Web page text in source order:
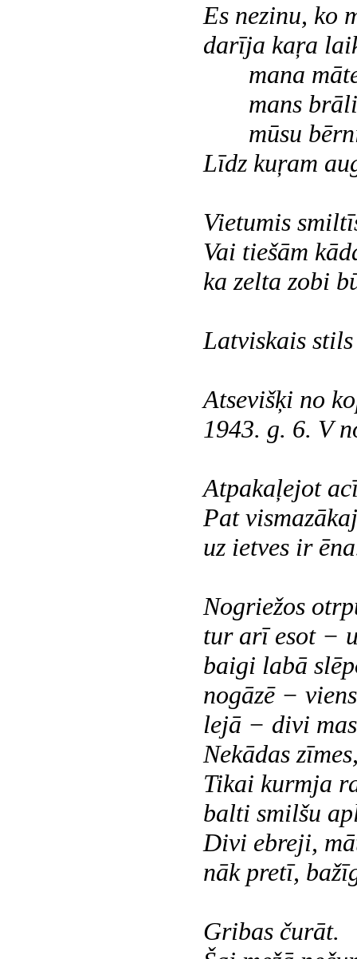
Es nezinu, ko
darīja kaŗa
mana
mans
mūsu
Līdz kuŗam
Vietumis
Vai tiešām
ka zelta zobi
Latviskais
Atsevišķi no
1943. g. 6. V
Atpakaļejot
Pat
uz ietves ir
Nogriežos
tur arī esot −
baigi labā
nogāzē −
lejā − divi
Nekādas
Tikai kurmja
balti smilšu
Divi ebreji,
nāk pretī,
Gribas čurāt.